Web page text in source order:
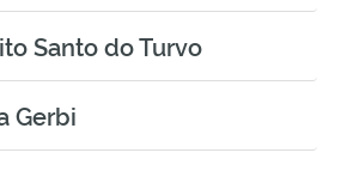
Santo do Turvo
Gerbi